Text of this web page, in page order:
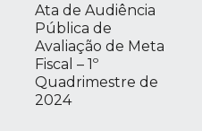
Ata de Audiência
Pública de
Avaliação de Meta
Fiscal – 1º
Quadrimestre de
2024